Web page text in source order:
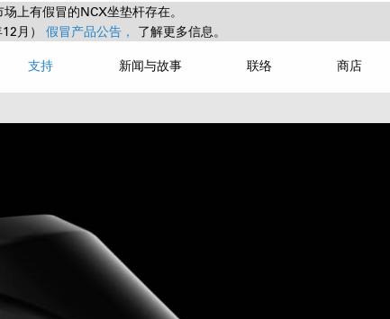
上有假冒的NCX坐垫杆存在。
月） 假冒产品公告， 了解更多信息。
支持 新闻与故事 联络 商店